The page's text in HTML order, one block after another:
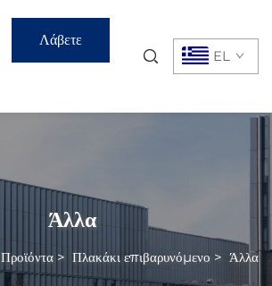
Λάβετε
EL
Άλλα
Προϊόντα > Πλακάκι επιβαρυνόμενο > Άλλα